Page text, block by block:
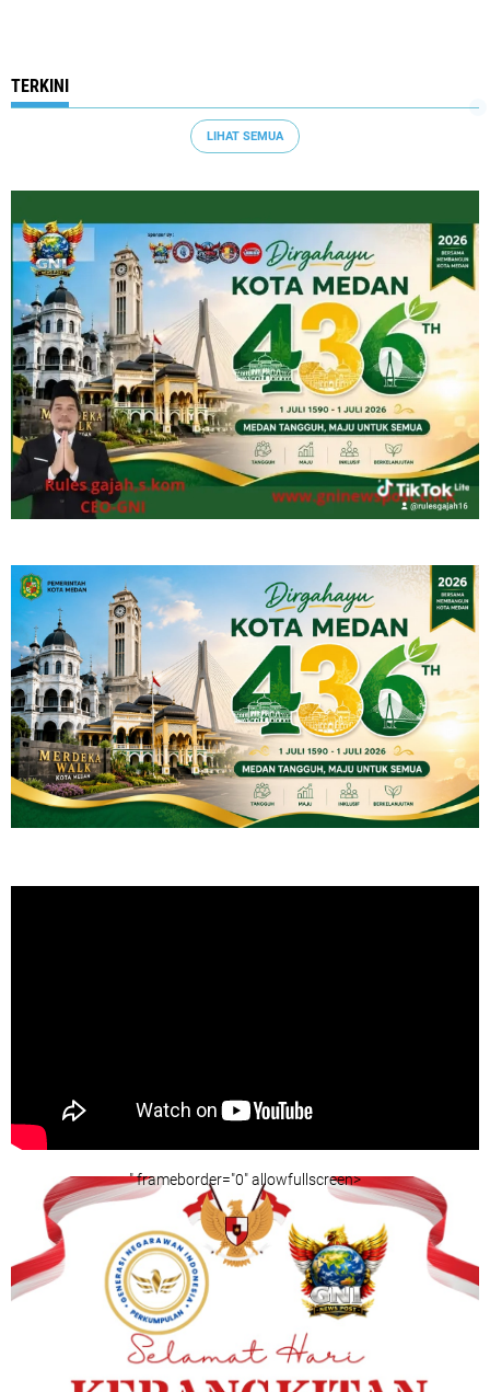
TERKINI
LIHAT SEMUA
" frameborder="0" allowfullscreen>